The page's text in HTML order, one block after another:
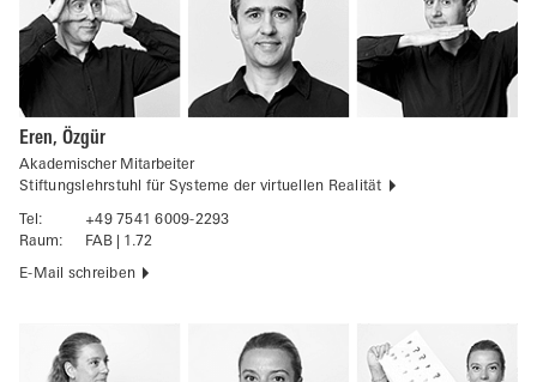
Eren, Özgür
Akademischer Mitarbeiter
Stiftungslehrstuhl für Systeme der virtuellen Realität
Tel:
+49 7541 6009-2293
Raum:
FAB | 1.72
E-Mail schreiben